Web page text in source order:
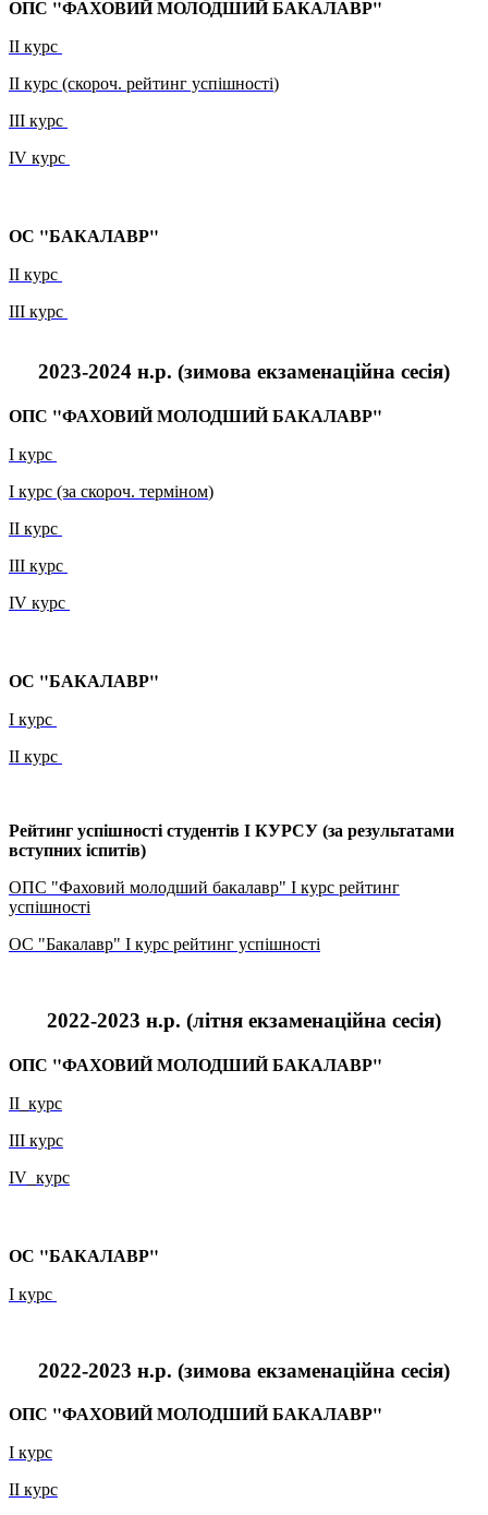
ОПС "ФАХОВИЙ МОЛОДШИЙ БАКАЛАВР"
ІІ курс
ІІ курс (скороч. рейтинг успішності)
ІІІ курс
IV курс
ОС "БАКАЛАВР"
ІІ курс
ІІІ курс
2023-2024 н.р. (зимова екзаменаційна сесія)
ОПС "ФАХОВИЙ МОЛОДШИЙ БАКАЛАВР"
I курс
I курс (за скороч. терміном)
ІІ курс
ІІІ курс
ІV курс
ОС "БАКАЛАВР"
І курс
ІІ курс
Рейтинг успішності студентів I КУРСУ (за результатами
вступних іспитів)
ОПС "Фаховий молодший бакалавр" I курс рейтинг
успішності
ОС "Бакалавр" І курс рейтинг успішності
2022-2023 н.р. (літня екзаменаційна сесія)
ОПС "ФАХОВИЙ МОЛОДШИЙ БАКАЛАВР"
ІІ_курс
ІІІ курс
ІV_курс
ОС "БАКАЛАВР"
І курс
2022-2023 н.р. (зимова екзаменаційна сесія)
ОПС "ФАХОВИЙ МОЛОДШИЙ БАКАЛАВР"
І курс
ІІ курс